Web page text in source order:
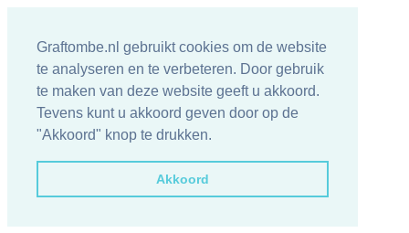
Graftombe.nl gebruikt cookies om de website
te analyseren en te verbeteren. Door gebruik
te maken van deze website geeft u akkoord.
Tevens kunt u akkoord geven door op de
"Akkoord" knop te drukken.
Akkoord